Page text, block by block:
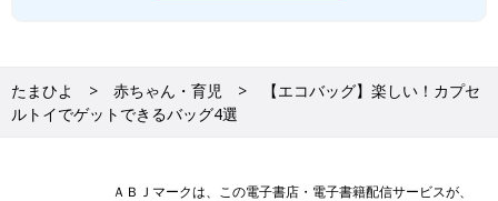
たまひよ 赤ちゃん・育児
【エコバッグ】楽しい！カプセ
ルトイでゲットできるバッグ4選
ＡＢＪマークは、この電子書店・電子書籍配信サービスが、